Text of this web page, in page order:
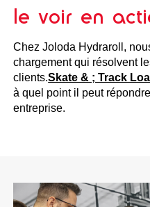
le voir en
Chez Joloda Hydraroll,
chargement qui résolvent
clients.Skate & ; Track
à quel point il peut
entreprise.